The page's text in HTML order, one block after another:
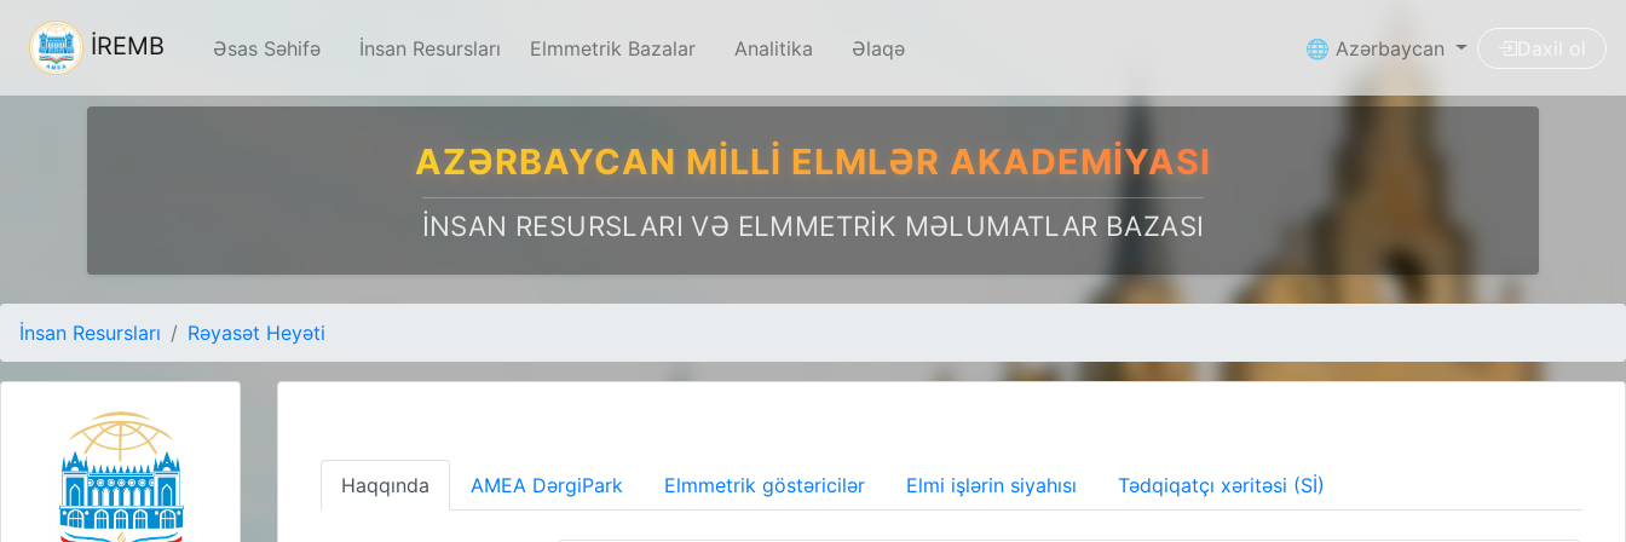
İREMB Əsas Səhifə İnsan Resursları Elmmetrik Bazalar Analitika Əlaqə 🌐 Azərbaycan Daxil ol
AZƏRBAYCAN MILLI ELMLƏR AKADEMIYASI
İNSAN RESURSLARI VƏ ELMMETRIK MƏLUMATLAR BAZASI
İnsan Resursları Rəyasət Heyəti
Haqqında AMEA DərgiPark Elmmetrik göstəricilər Elmi işlərin siyahısı Tədqiqatçı xəritəsi (Sİ)